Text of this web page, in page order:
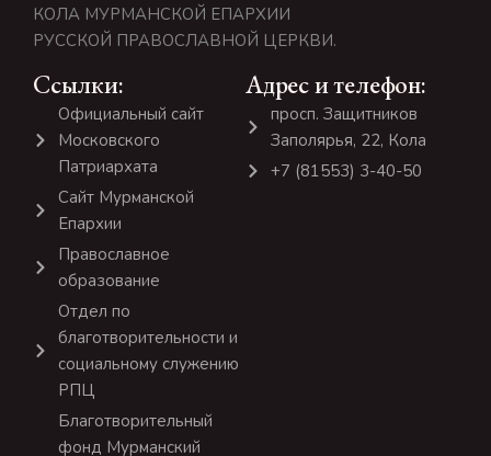
КОЛА МУРМАНСКОЙ ЕПАРХИИ
РУССКОЙ ПРАВОСЛАВНОЙ ЦЕРКВИ.
Ссылки:
Официальный сайт
Московского
Патриархата
Сайт Мурманской
Епархии
Православное
образование
Отдел по
благотворительности и
социальному служению
РПЦ
Благотворительный
фонд Мурманский
Адрес и телефон:
просп. Защитников
Заполярья, 22, Кола
+7 (81553) 3-40-50